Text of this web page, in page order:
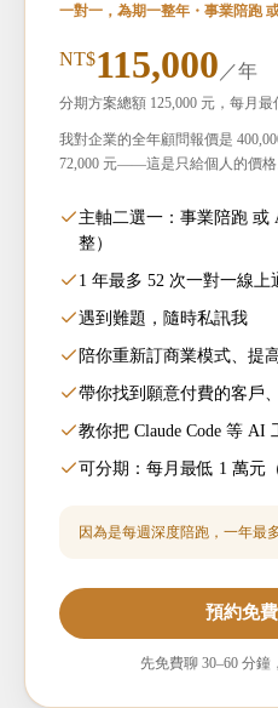
一對一，為期一整年・事業陪跑
NT$115,000 ／年
分期方案總額 125,000 元，每月最
我對企業的全年顧問報價是
72,000 元——這是只給個人的價格
主軸二選一：事業陪跑 或
整）
1 年最多 52 次一對一線上
遇到難題，隨時私訊我
陪你重新訂商業模式、提
帶你找到願意付費的客戶
教你把 Claude Code 等 AI
可分期：每月最低 1 萬元
因為是每週深度陪跑，一年最
預約免
先免費聊 30–60 分鐘